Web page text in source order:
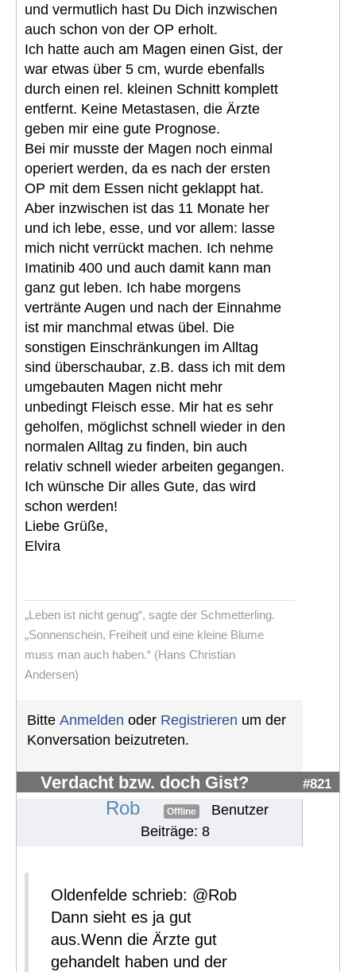
und vermutlich hast Du Dich inzwischen
auch schon von der OP erholt.
Ich hatte auch am Magen einen Gist, der
war etwas über 5 cm, wurde ebenfalls
durch einen rel. kleinen Schnitt komplett
entfernt. Keine Metastasen, die Ärzte
geben mir eine gute Prognose.
Bei mir musste der Magen noch einmal
operiert werden, da es nach der ersten
OP mit dem Essen nicht geklappt hat.
Aber inzwischen ist das 11 Monate her
und ich lebe, esse, und vor allem: lasse
mich nicht verrückt machen. Ich nehme
Imatinib 400 und auch damit kann man
ganz gut leben. Ich habe morgens
vertränte Augen und nach der Einnahme
ist mir manchmal etwas übel. Die
sonstigen Einschränkungen im Alltag
sind überschaubar, z.B. dass ich mit dem
umgebauten Magen nicht mehr
unbedingt Fleisch esse. Mir hat es sehr
geholfen, möglichst schnell wieder in den
normalen Alltag zu finden, bin auch
relativ schnell wieder arbeiten gegangen.
Ich wünsche Dir alles Gute, das wird
schon werden!
Liebe Grüße,
Elvira
„Leben ist nicht genug“, sagte der Schmetterling.
„Sonnenschein, Freiheit und eine kleine Blume
muss man auch haben.“ (Hans Christian
Andersen)
Bitte Anmelden oder Registrieren um der
Konversation beizutreten.
Verdacht bzw. doch Gist? #821
Rob Offline
Benutzer
Beiträge: 8
Oldenfelde schrieb: @Rob
Dann sieht es ja gut
aus.Wenn die Ärzte gut
gehandelt haben und der